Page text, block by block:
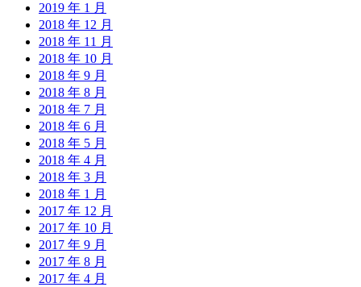
2019 年 1 月
2018 年 12 月
2018 年 11 月
2018 年 10 月
2018 年 9 月
2018 年 8 月
2018 年 7 月
2018 年 6 月
2018 年 5 月
2018 年 4 月
2018 年 3 月
2018 年 1 月
2017 年 12 月
2017 年 10 月
2017 年 9 月
2017 年 8 月
2017 年 4 月